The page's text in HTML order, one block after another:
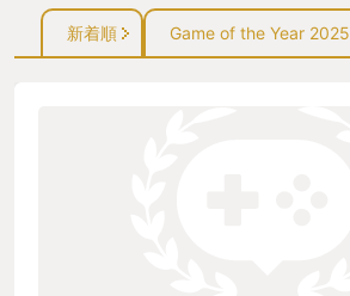
新着順 Game of the Year 2025